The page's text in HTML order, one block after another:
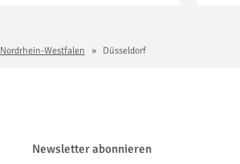
Nordrhein-Westfalen Düsseldorf
Newsletter abonnieren